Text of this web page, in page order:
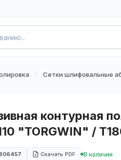
/ Сетки шлифовальные
контурная
"TORGWIN" /
Скачать PDF В наличии